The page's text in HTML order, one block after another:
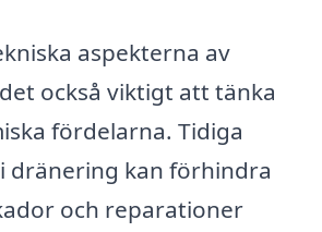
aspekterna av
också viktigt att tänka
fördelarna. Tidiga
dränering kan förhindra
och reparationer